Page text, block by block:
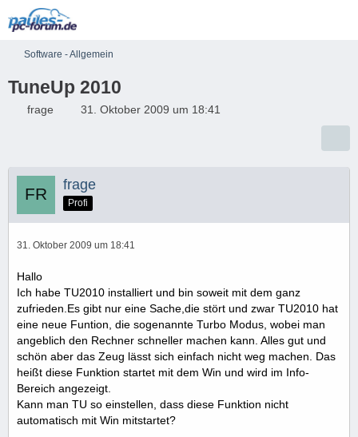
Software - Allgemein
TuneUp 2010
frage 31. Oktober 2009 um 18:41
frage
Profi
31. Oktober 2009 um 18:41
Hallo
Ich habe TU2010 installiert und bin soweit mit dem ganz
zufrieden.Es gibt nur eine Sache,die stört und zwar TU2010 hat
eine neue Funtion, die sogenannte Turbo Modus, wobei man
angeblich den Rechner schneller machen kann. Alles gut und
schön aber das Zeug lässt sich einfach nicht weg machen. Das
heißt diese Funktion startet mit dem Win und wird im Info-
Bereich angezeigt.
Kann man TU so einstellen, dass diese Funktion nicht
automatisch mit Win mitstartet?